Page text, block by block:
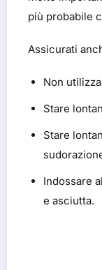
più probabile
Assicurati
Non
Stare
Stare
Indossare
e asciutta.